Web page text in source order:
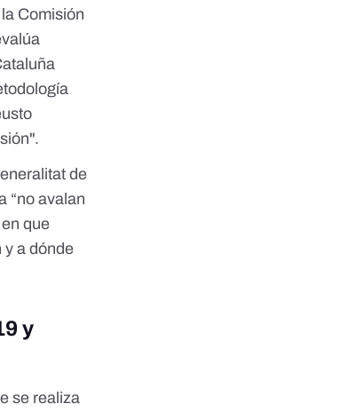
Comisión
de
“no avalan
que
a dónde
y
se realiza